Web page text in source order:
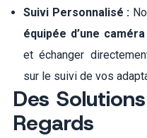
Suivi Personnalisé :
équipée d’une caméra
et échanger
sur le suivi de vos
Des
Regards